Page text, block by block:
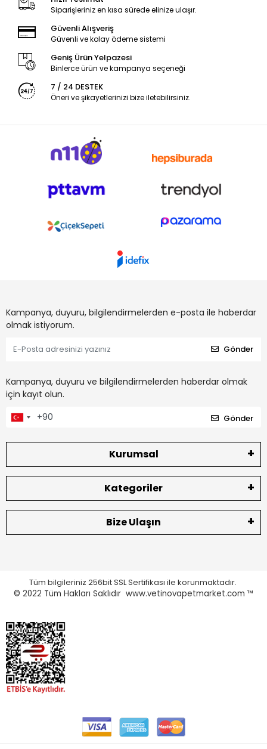
Siparişleriniz en kısa sürede elinize ulaşır.
Güvenli Alışveriş
Güvenli ve kolay ödeme sistemi
Geniş Ürün Yelpazesi
Binlerce ürün ve kampanya seçeneği
7 / 24 DESTEK
Öneri ve şikayetlerinizi bize iletebilirsiniz.
Kampanya, duyuru, bilgilendirmelerden e-posta ile haberdar
olmak istiyorum.
Gönder
Kampanya, duyuru ve bilgilendirmelerden haberdar olmak
için kayıt olun.
Gönder
Kurumsal
Kategoriler
Bize Ulaşın
Tüm bilgileriniz 256bit SSL Sertifikası ile korunmaktadır.
© 2022 Tüm Hakları Saklıdır www.vetinovapetmarket.com ™